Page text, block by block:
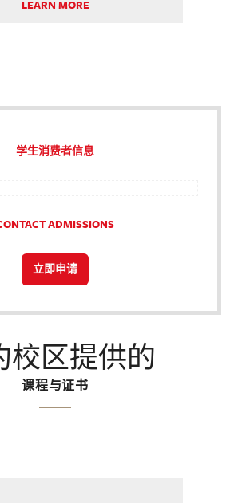
LEARN MORE
学生消费者信息
ADMISSIONS
立即申请
校区提供的
课程与证书